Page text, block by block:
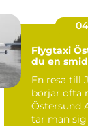
Flygtaxi
du en
En resa till
börjar ofta
Östersund
tar man sig